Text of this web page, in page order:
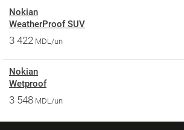
Nokian
WeatherProof SUV
3 422 MDL/un
Nokian
Wetproof
3 548 MDL/un